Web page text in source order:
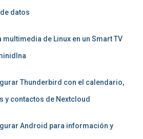
datos
multimedia de Linux en un Smart TV
Thunderbird con el calendario,
y contactos de Nextcloud
Android para información y